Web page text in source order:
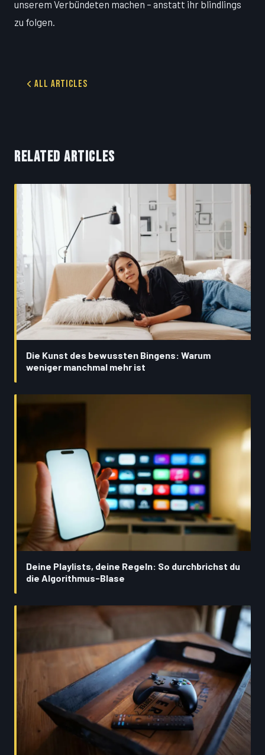
unserem Verbündeten machen – anstatt ihr blindlings
zu folgen.
All Articles
RELATED ARTICLES
Die Kunst des bewussten Bingens: Warum
weniger manchmal mehr ist
Deine Playlists, deine Regeln: So durchbrichst du
die Algorithmus-Blase